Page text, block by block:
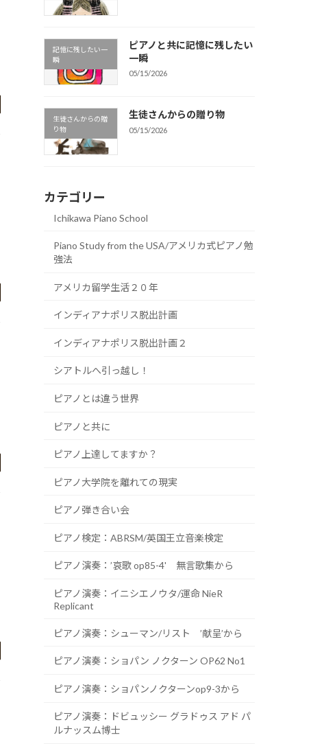
記憶に残したい一
瞬
ピアノと共に記憶に残したい
一瞬
05/15/2026
生徒さんからの贈
り物
生徒さんからの贈り物
05/15/2026
カテゴリー
Ichikawa Piano School
Piano Study from the USA/アメリカ式ピアノ勉
強法
アメリカ留学生活２０年
インディアナポリス脱出計画
インディアナポリス脱出計画２
シアトルへ引っ越し！
ピアノとは違う世界
ピアノと共に
ピアノ上達してますか？
ピアノ大学院を離れての現実
ピアノ弾き合い会
ピアノ検定：ABRSM/英国王立音楽検定
ピアノ演奏：’哀歌 op85-4' 無言歌集から
ピアノ演奏：イニシエノウタ/運命 NieR
Replicant
ピアノ演奏：シューマン/リスト ’献呈’から
ピアノ演奏：ショパン ノクターン OP62 No1
ピアノ演奏：ショパンノクターンop9-3から
ピアノ演奏：ドビュッシー グラドゥス アド パ
ルナッスム博士